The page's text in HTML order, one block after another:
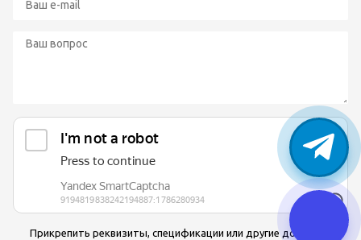
Прикрепить реквизиты, спецификации или другие документы